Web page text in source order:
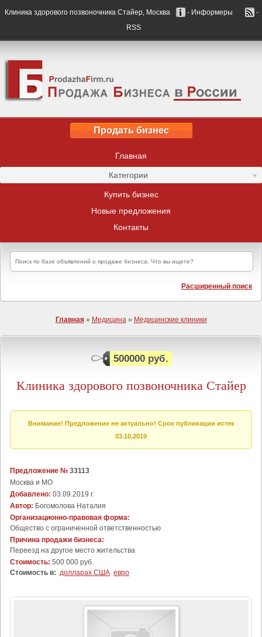
Клиника здорового позвоночника Стайер, Москва - Информеры
-
RSS
Продать бизнес
Главная
Категории
Купить бизнес
Новые предложения
Контакты
Расширенный поиск
Главная» Медицина» Медицинские клиники
500000 руб.
Клиника здорового позвоночника Стайер
Внимание! Предложение не актуально! Срок публикации истек
03.10.2019
Предложение № 33113
Москва и МО
Добавлено: 03.09.2019 г.
Автор: Богомолова Наталия
Организационно-правовая форма:
Общество с ограниченной ответственностью
Причина продажи бизнеса:
Переезд на другое место жительства
Стоимость: 500 000 руб.
Стоимость в: долларах США евро